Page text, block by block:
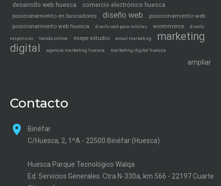
desarrollo web huesca comercio electrónico huesca
posicionamiento en buscadores diseño web
posicionamiento web
posicionamiento web huesca
diseño web para móviles ecommerce diseño
responsivo tienda online esepe estudio email marketing
marketing
digital
agencia marketing huesca marketing digital huesca
ampliar
Contacto
Binéfar
C/Huesca, 2, 1ºA - 22500 Binéfar (Huesca)
Huesca Parque Tecnológico Walqa
Ed. Servicios Generales. Ctra N-330a, km 566 - 22197 Cuarte